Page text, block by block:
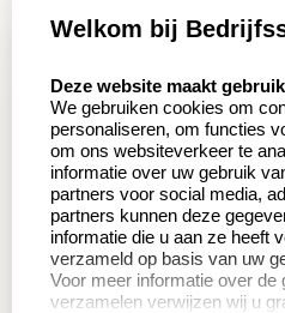
Aanvraag op maat
Wederverkoper
worden
Sale
Betaling & Verzending
Productinformatie:
Welkom bij
Deze website maakt
We gebruiken cookies om
personaliseren, om functies
om ons websiteverkeer te
informatie over uw gebruik
partners voor social media,
partners kunnen deze
informatie die u aan ze heeft
verzameld op basis van uw
Voor meer informatie over de
verzamelen verwijzen wij u